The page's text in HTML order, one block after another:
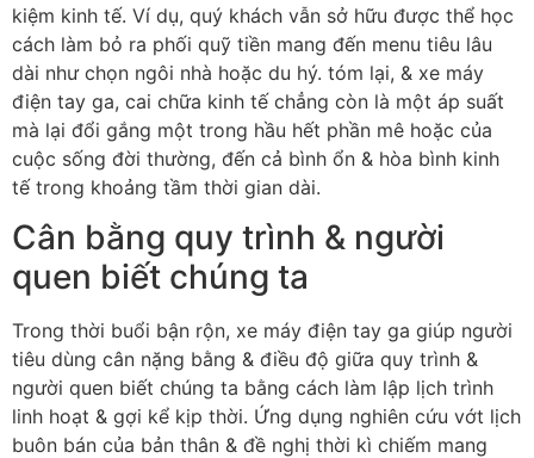
kiệm kinh tế. Ví dụ, quý khách vẫn sở hữu được thể học
cách làm bỏ ra phối quỹ tiền mang đến menu tiêu lâu
dài như chọn ngôi nhà hoặc du hý. tóm lại, & xe máy
điện tay ga, cai chữa kinh tế chẳng còn là một áp suất
mà lại đổi gắng một trong hầu hết phần mê hoặc của
cuộc sống đời thường, đến cả bình ổn & hòa bình kinh
tế trong khoảng tầm thời gian dài.
Cân bằng quy trình & người
quen biết chúng ta
Trong thời buổi bận rộn, xe máy điện tay ga giúp người
tiêu dùng cân nặng bằng & điều độ giữa quy trình &
người quen biết chúng ta bằng cách làm lập lịch trình
linh hoạt & gợi kể kịp thời. Ứng dụng nghiên cứu vớt lịch
buôn bán của bản thân & đề nghị thời kì chiếm mang